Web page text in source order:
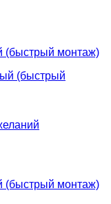
(быстрый монтаж)
(быстрый монтаж)